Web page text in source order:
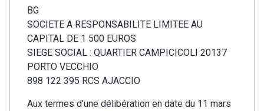
BG
SOCIETE A RESPONSABILITE LIMITEE AU
CAPITAL DE 1 500 EUROS
SIEGE SOCIAL : QUARTIER CAMPICICOLI 20137
PORTO VECCHIO
898 122 395 RCS AJACCIO
Aux termes d’une délibération en date du 11 mars